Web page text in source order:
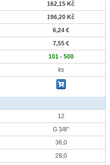
162,15 Kč
196,20 Kč
6,24 €
7,55 €
101 - 500
ks
12
G 3/8"
36,0
28,0